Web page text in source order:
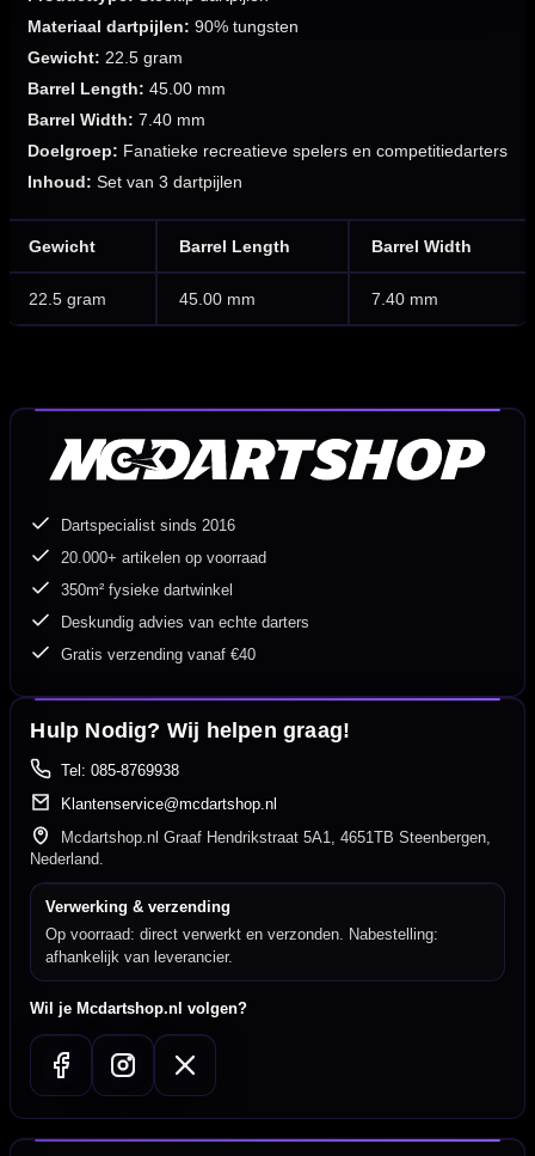
Materiaal dartpijlen: 90% tungsten
Gewicht: 22.5 gram
Barrel Length: 45.00 mm
Barrel Width: 7.40 mm
Doelgroep: Fanatieke recreatieve spelers en competitiedarters
Inhoud: Set van 3 dartpijlen
Gewicht Barrel Length Barrel Width
22.5 gram 45.00 mm 7.40 mm
Dartspecialist sinds 2016
20.000+ artikelen op voorraad
350m² fysieke dartwinkel
Deskundig advies van echte darters
Gratis verzending vanaf €40
Hulp Nodig? Wij helpen graag!
Tel: 085-8769938
Klantenservice@mcdartshop.nl
Mcdartshop.nl Graaf Hendrikstraat 5A1, 4651TB Steenbergen,
Nederland.
Verwerking & verzending
Op voorraad: direct verwerkt en verzonden. Nabestelling:
afhankelijk van leverancier.
Wil je Mcdartshop.nl volgen?